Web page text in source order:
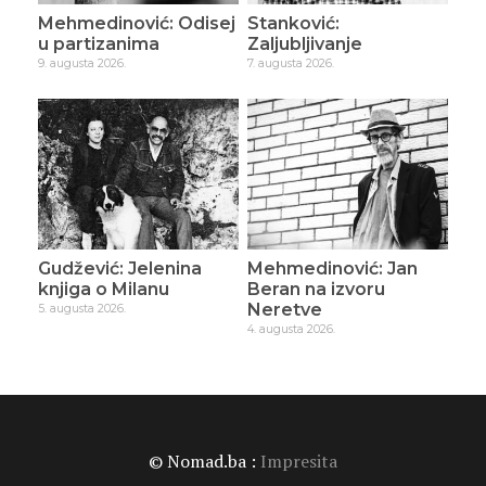
Mehmedinović: Odisej
u partizanima
9. augusta 2026.
Stanković:
Zaljubljivanje
7. augusta 2026.
Gudžević: Jelenina
knjiga o Milanu
5. augusta 2026.
Mehmedinović: Jan
Beran na izvoru
Neretve
4. augusta 2026.
© Nomad.ba : Impresita